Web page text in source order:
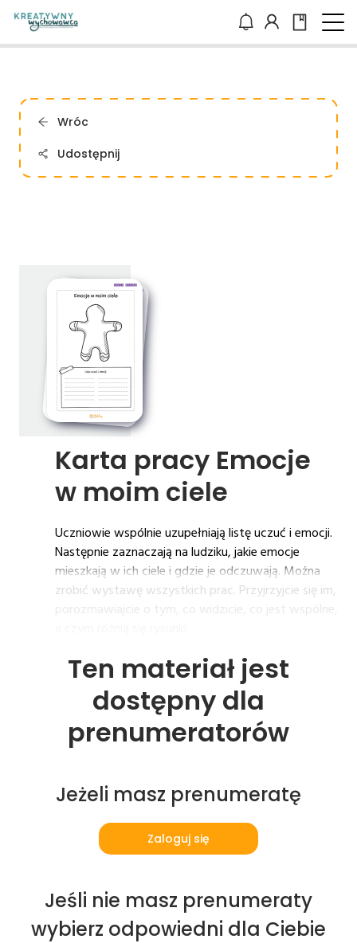
Wróc
Udostępnij
Karta pracy Emocje
w moim ciele
Uczniowie wspólnie uzupełniają listę uczuć i emocji.
Następnie zaznaczają na ludziku, jakie emocje
mieszkają w ich ciele i gdzie je odczuwają. Można
zrobić wystawę wszystkich prac. Przyjrzyjcie się im,
porozmawiajcie o tym, co widzicie, co jest wspólne,
Ten materiał jest
dostępny dla
prenumeratorów
Jeżeli masz prenumeratę
Zaloguj się
Jeśli nie masz prenumeraty
wybierz odpowiedni dla Ciebie